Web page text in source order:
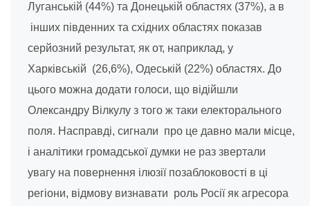
Луганській (44%) та Донецькій областях (37%), а в
інших південних та східних областях показав
серйозний результат, як от, наприклад, у
Харківській (26,6%), Одеській (22%) областях. До
цього можна додати голоси, що відійшли
Олександру Вілкулу з того ж таки електорального
поля. Насправді, сигнали про це давно мали місце,
і аналітики громадської думки не раз звертали
увагу на повернення ілюзії позаблоковості в ці
регіони, відмову визнавати роль Росії як агресора